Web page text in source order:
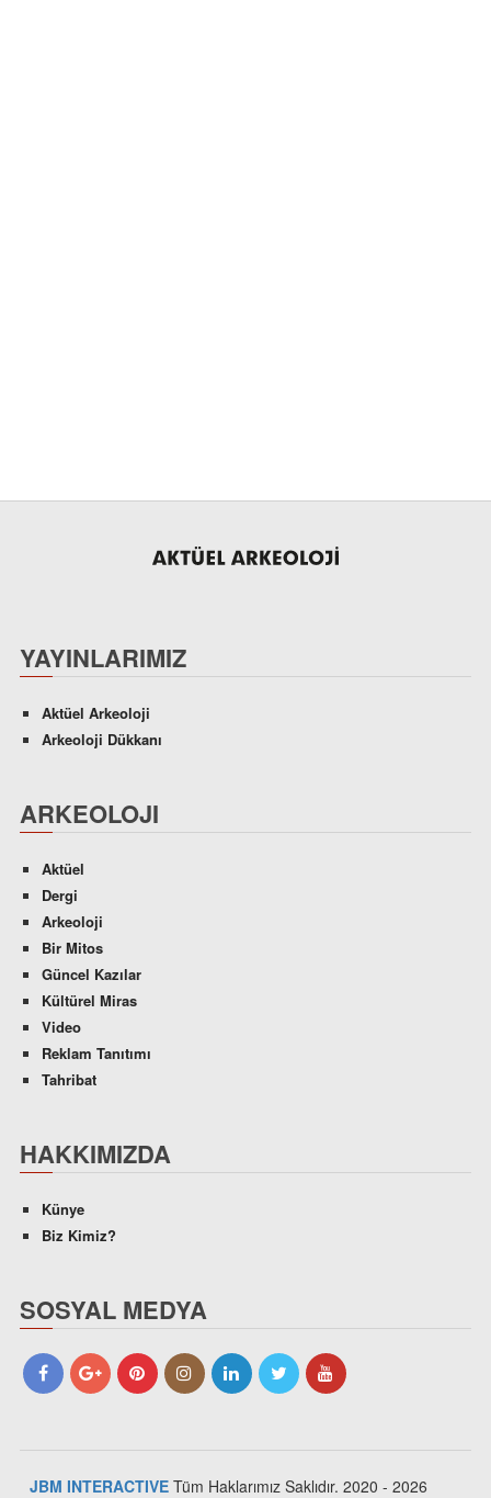
YAYINLARIMIZ
Aktüel Arkeoloji
Arkeoloji Dükkanı
ARKEOLOJI
Aktüel
Dergi
Arkeoloji
Bir Mitos
Güncel Kazılar
Kültürel Miras
Video
Reklam Tanıtımı
Tahribat
HAKKIMIZDA
Künye
Biz Kimiz?
SOSYAL MEDYA
JBM INTERACTIVE Tüm Haklarımız Saklıdır. 2020 - 2026